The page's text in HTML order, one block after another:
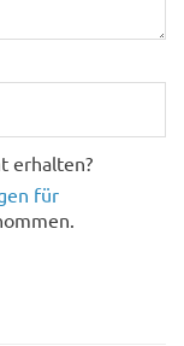
erhalten?
für